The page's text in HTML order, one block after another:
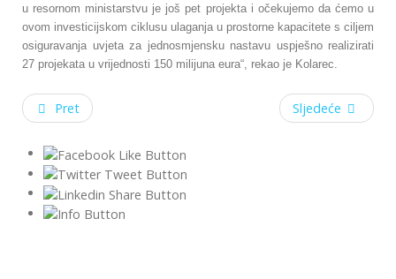
u resornom ministarstvu je još pet projekta i očekujemo da ćemo u
ovom investicijskom ciklusu ulaganja u prostorne kapacitete s ciljem
osiguravanja uvjeta za jednosmjensku nastavu uspješno realizirati
27 projekata u vrijednosti 150 milijuna eura“, rekao je Kolarec.
Pret Sljedeće